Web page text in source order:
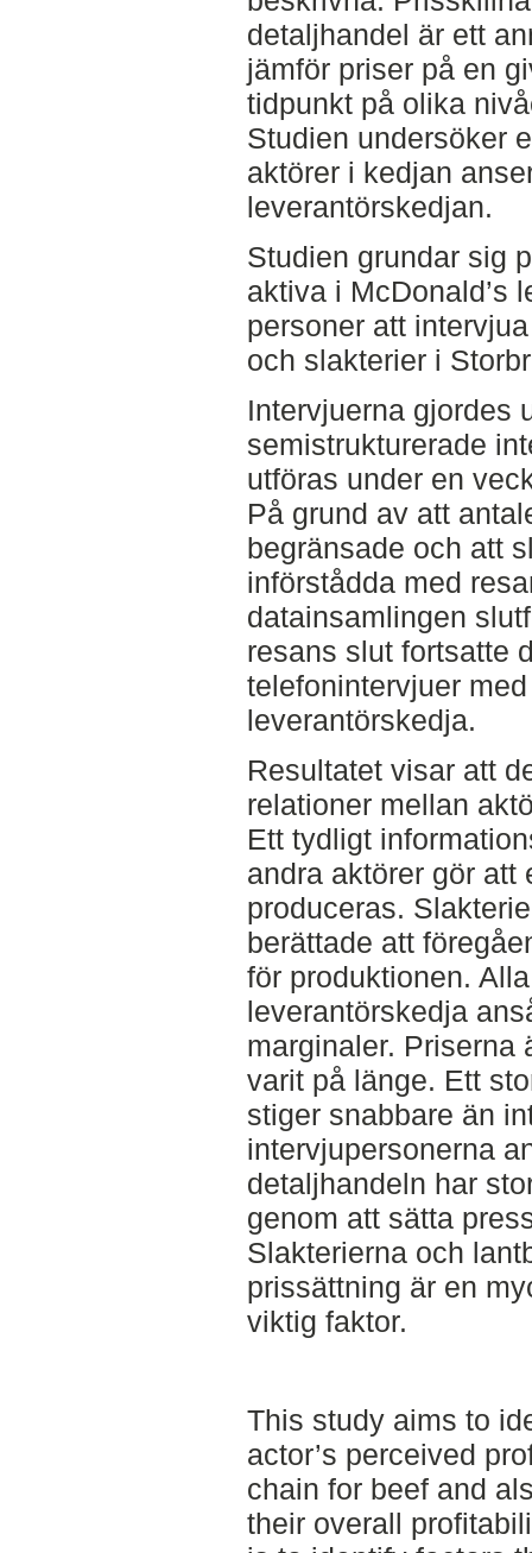
detaljhandel är ett
jämför priser på en
tidpunkt på olika
Studien undersöker
aktörer i kedjan
leverantörskedjan.
Studien grundar sig
aktiva i McDonald’s
personer att
och slakterier i
Intervjuerna gjordes
semistrukturerade
utföras under en
På grund av att
begränsade och att
införstådda med
datainsamlingen
resans slut fortsatte
telefonintervjuer
leverantörskedja.
Resultatet visar att
relationer mellan
Ett tydligt
andra aktörer gör att
produceras.
berättade att
för produktionen.
leverantörskedja
marginaler. Priserna
varit på länge. Ett
stiger snabbare än
intervjupersonerna
detaljhandeln har
genom att sätta
Slakterierna och
prissättning är en
viktig faktor.
This study aims to
actor’s perceived
chain for beef and
their overall